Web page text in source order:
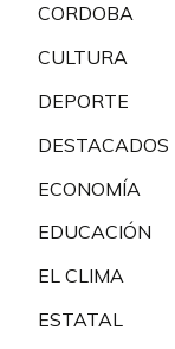
CORDOBA
CULTURA
DEPORTE
DESTACADOS
ECONOMÍA
EDUCACIÓN
EL CLIMA
ESTATAL